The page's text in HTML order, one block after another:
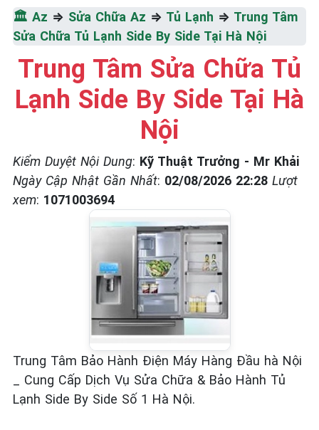
Thiểu
☎️ 09.86.85.89.22
🏛️ Az ⇒ Sửa Chữa Az ⇒ Tủ Lạnh ⇒ Trung Tâm
Sửa Chữa Tủ Lạnh Side By Side Tại Hà Nội
Trung Tâm Sửa Chữa Tủ
Lạnh Side By Side Tại Hà
Nội
Kiểm Duyệt Nội Dung: Kỹ Thuật Trưởng - Mr Khải
Ngày Cập Nhật Gần Nhất: 02/08/2026 22:28 Lượt
xem: 1071003694
Trung Tâm Bảo Hành Điện Máy Hàng Đầu hà Nội
_ Cung Cấp Dịch Vụ Sửa Chữa & Bảo Hành Tủ
Lạnh Side By Side Số 1 Hà Nội.